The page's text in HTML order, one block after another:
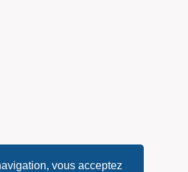
vous acceptez